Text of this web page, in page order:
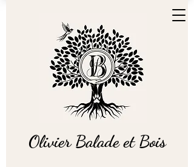
Olivier Balade et Bois